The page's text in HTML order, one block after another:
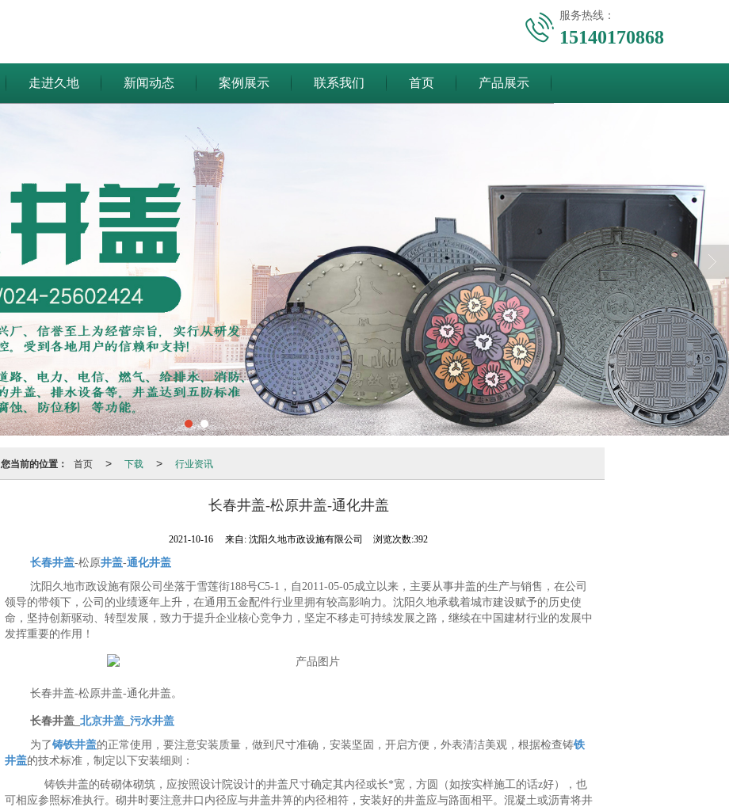
服务热线：
15140170868
走进久地 新闻动态 案例展示 联系我们 首页 产品展示
您当前的位置： 首页 > 下载 > 行业资讯
长春井盖-松原井盖-通化井盖
2021-10-16 来自:沈阳久地市政设施有限公司 浏览次数:392
长春井盖-松原井盖-通化井盖
沈阳久地市政设施有限公司坐落于雪莲街188号C5-1，自2011-05-05成立以来，主要从事井盖的生产与销售，在公司
领导的带领下，公司的业绩逐年上升，在通用五金配件行业里拥有较高影响力。沈阳久地承载着城市建设赋予的历史使
命，坚持创新驱动、转型发展，致力于提升企业核心竞争力，坚定不移走可持续发展之路，继续在中国建材行业的发展中
发挥重要的作用！
长春井盖-松原井盖-通化井盖。
长春井盖_ 北京井盖_ 污水井盖
为了铸铁井盖的正常使用，要注意安装质量，做到尺寸准确，安装坚固，开启方便，外表清洁美观，根据检查铸铁
井盖的技术标准，制定以下安装细则：
铸铁井盖的砖砌体砌筑，应按照设计院设计的井盖尺寸确定其内径或长*宽，方圆（如按实样施工的话z好），也
可相应参照标准执行。砌井时要注意井口内径应与井盖井箅的内径相符，安装好的井盖应与路面相平。混凝土或沥青将井